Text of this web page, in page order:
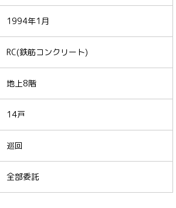
1994年1月
RC(鉄筋コンクリート)
地上8階
14戸
巡回
全部委託